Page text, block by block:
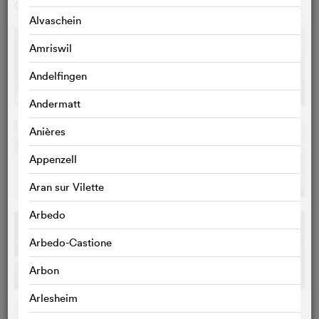
Alvaschein
Amriswil
Andelfingen
Andermatt
Anières
Appenzell
Aran sur Vilette
Arbedo
Arbedo-Castione
Arbon
Arlesheim
GALERIE o